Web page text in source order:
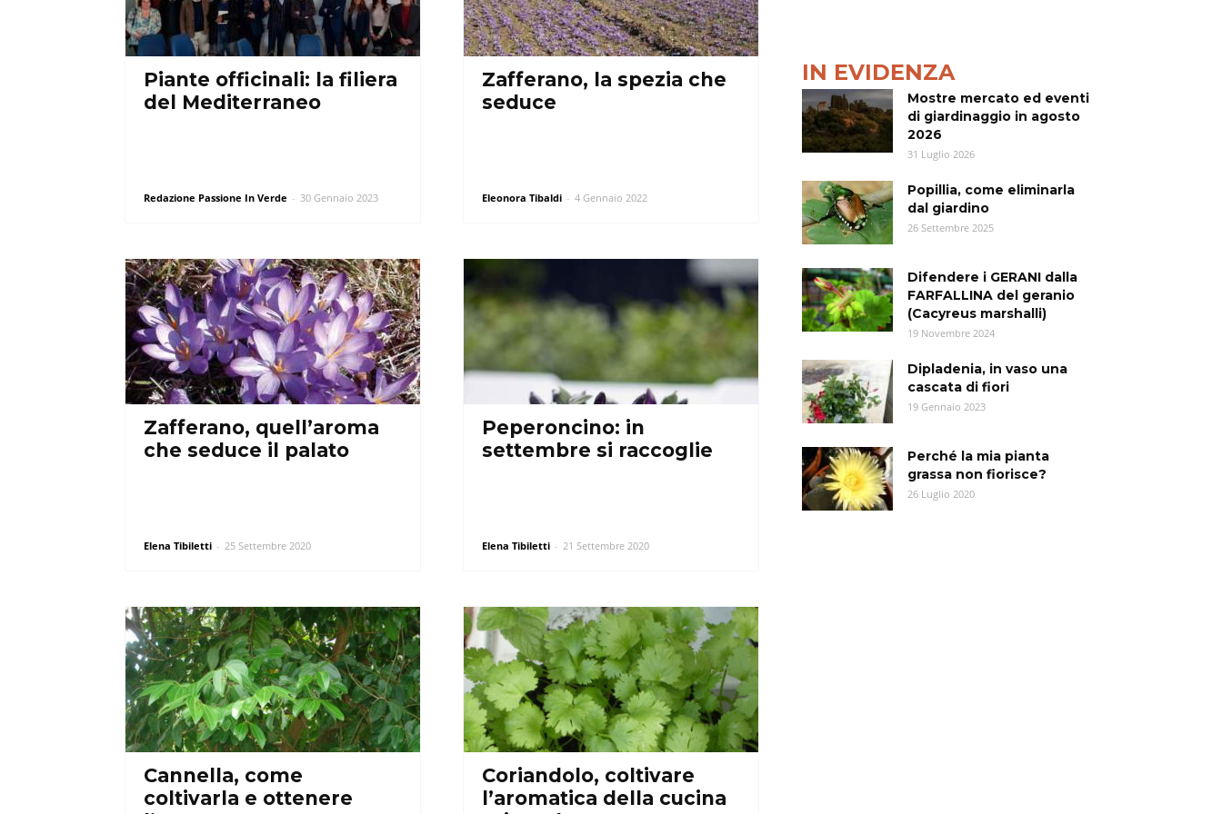
Piante officinali: la filiera
del Mediterraneo
Redazione Passione In Verde - 30 Gennaio 2023
Zafferano, la spezia che
seduce
Eleonora Tibaldi - 4 Gennaio 2022
Zafferano, quell’aroma
che seduce il palato
Elena Tibiletti - 25 Settembre 2020
Peperoncino: in
settembre si raccoglie
Elena Tibiletti - 21 Settembre 2020
Cannella, come
coltivarla e ottenere
Coriandolo, coltivare
l’aromatica della cucina
IN EVIDENZA
Mostre mercato ed eventi
di giardinaggio in agosto
2026
31 Luglio 2026
Popillia, come eliminarla
dal giardino
26 Settembre 2025
Difendere i GERANI dalla
FARFALLINA del geranio
(Cacyreus marshalli)
19 Novembre 2024
Dipladenia, in vaso una
cascata di fiori
19 Gennaio 2023
Perché la mia pianta
grassa non fiorisce?
26 Luglio 2020